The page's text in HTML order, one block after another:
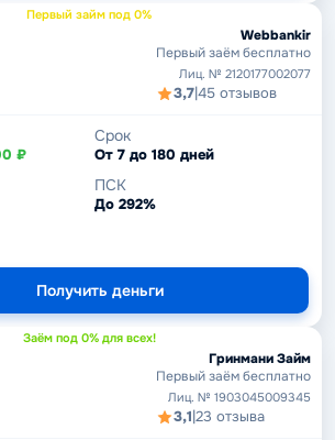
Первый займ под 0%
Webbankir
Первый заём бесплатно
Лиц. № 2120177002077
3,7|45 отзывов
₽
Срок
От 7 до 180 дней
ПСК
До 292%
Получить деньги
Заём под 0% для всех!
Гринмани Займ
Первый заём бесплатно
Лиц. № 1903045009345
3,1|23 отзыва